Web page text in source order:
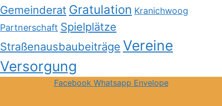
Gemeinderat Gratulation Kranichwoog
Partnerschaft Spielplätze
Straßenausbaubeiträge Vereine
Versorgung
Facebook Whatsapp Envelope